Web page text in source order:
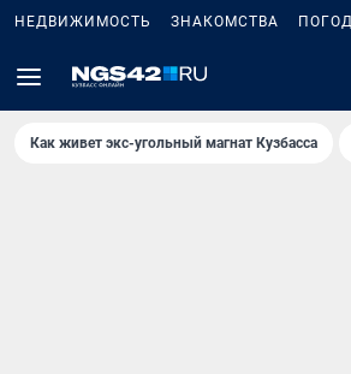
НЕДВИЖИМОСТЬ ЗНАКОМСТВА
Как живет экс-угольный магнат Кузбасса